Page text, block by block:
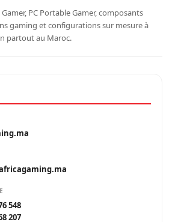
PC Portable Gamer, composants
gaming et configurations sur mesure à
partout au Maroc.
548
207